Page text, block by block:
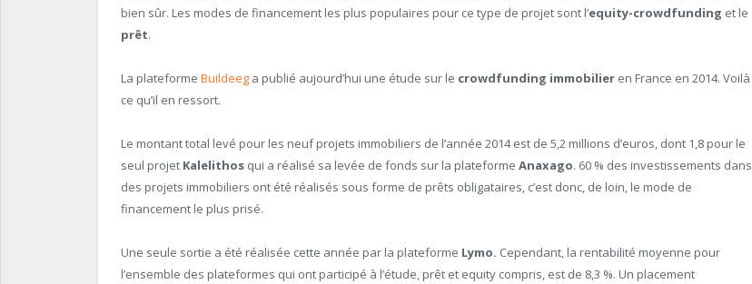
bien sûr. Les modes de financement les plus populaires pour ce type de projet sont l’equity-crowdfunding et le
prêt.
La plateforme Buildeeg a publié aujourd’hui une étude sur le crowdfunding immobilier en France en 2014. Voilà
ce qu’il en ressort.
Le montant total levé pour les neuf projets immobiliers de l’année 2014 est de 5,2 millions d’euros, dont 1,8 pour le
seul projet Kalelithos qui a réalisé sa levée de fonds sur la plateforme Anaxago. 60 % des investissements dans
des projets immobiliers ont été réalisés sous forme de prêts obligataires, c’est donc, de loin, le mode de
financement le plus prisé.
Une seule sortie a été réalisée cette année par la plateforme Lymo. Cependant, la rentabilité moyenne pour
l’ensemble des plateformes qui ont participé à l’étude, prêt et equity compris, est de 8,3 %. Un placement